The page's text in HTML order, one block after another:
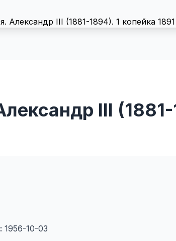
III (1881-
1956-10-03